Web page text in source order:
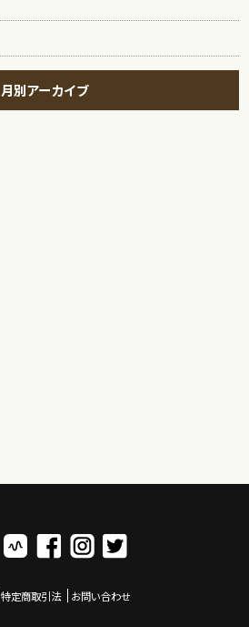
月別アーカイブ
特定商取引法 お問い合わせ